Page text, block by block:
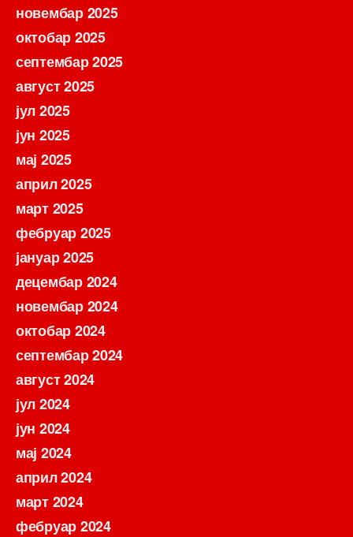
новембар 2025
октобар 2025
септембар 2025
август 2025
јул 2025
јун 2025
мај 2025
април 2025
март 2025
фебруар 2025
јануар 2025
децембар 2024
новембар 2024
октобар 2024
септембар 2024
август 2024
јул 2024
јун 2024
мај 2024
април 2024
март 2024
фебруар 2024